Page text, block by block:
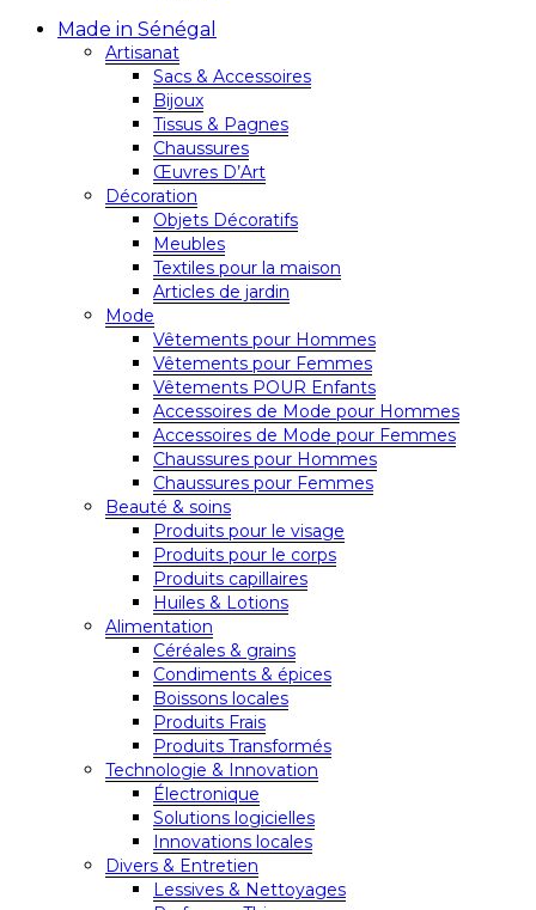
Made in Sénégal
Artisanat
Sacs & Accessoires
Bijoux
Tissus & Pagnes
Chaussures
Œuvres D’Art
Décoration
Objets Décoratifs
Meubles
Textiles pour la maison
Articles de jardin
Mode
Vêtements pour Hommes
Vêtements pour Femmes
Vêtements POUR Enfants
Accessoires de Mode pour Hommes
Accessoires de Mode pour Femmes
Chaussures pour Hommes
Chaussures pour Femmes
Beauté & soins
Produits pour le visage
Produits pour le corps
Produits capillaires
Huiles & Lotions
Alimentation
Céréales & grains
Condiments & épices
Boissons locales
Produits Frais
Produits Transformés
Technologie & Innovation
Électronique
Solutions logicielles
Innovations locales
Divers & Entretien
Lessives & Nettoyages